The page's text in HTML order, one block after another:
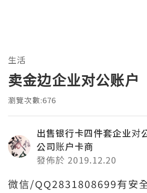
生活
卖金边企业对公账户
瀏覽次數:676
出售银行卡四件套企业对
公司账户卡商
發佈於 2019.12.20
微信/QQ2831808699有安